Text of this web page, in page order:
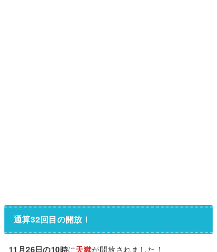
通算32回目の開放！
11月26日の10時に天獄が開放されました！